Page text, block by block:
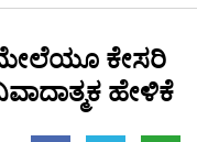
ಮೇಲೆಯೂ ಕೇಸರಿ
ಹೇಳಿಕೆ